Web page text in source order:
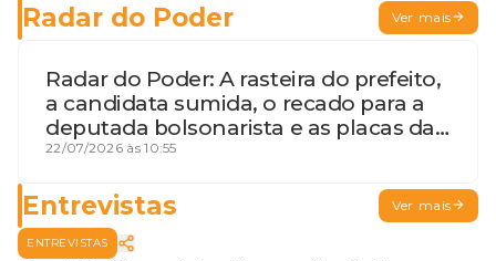
Radar do Poder Ver mais
Radar do Poder: A rasteira do prefeito,
a candidata sumida, o recado para a
deputada bolsonarista e as placas da
discórdia
22/07/2026 às 10:55
Entrevistas Ver mais
ENTREVISTAS